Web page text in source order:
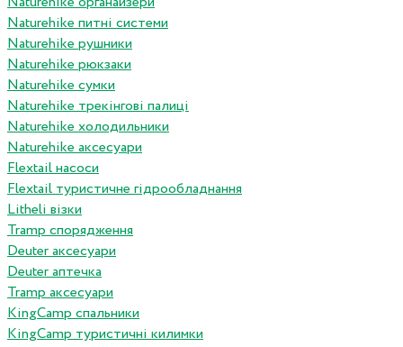
Naturehike питні системи
Naturehike рушники
Naturehike рюкзаки
Naturehike сумки
Naturehike трекінгові палиці
Naturehike холодильники
Naturehike аксесуари
Flextail насоси
Flextail туристичне гідрообладнання
Litheli візки
Tramp спорядження
Deuter аксесуари
Deuter аптечка
Tramp аксесуари
KingCamp спальники
KingCamp туристичні килимки